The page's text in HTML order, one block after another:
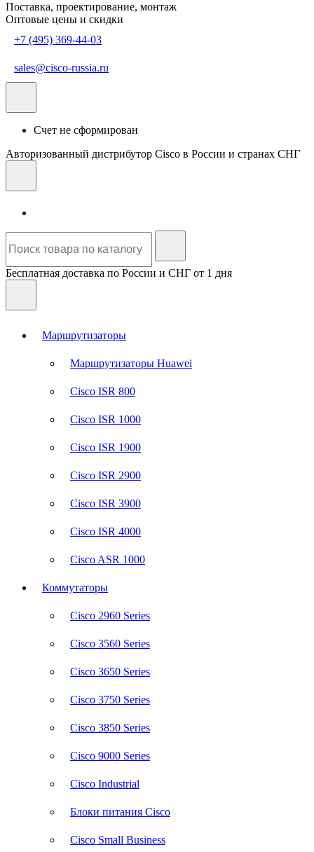
Поставка, проектирование, монтаж
Оптовые цены и скидки
+7 (495) 369-44-03
sales@cisco-russia.ru
Счет не сформирован
Авторизованный дистрибутор Cisco в России и странах СНГ
Бесплатная доставка по России и СНГ от 1 дня
Маршрутизаторы
Маршрутизаторы Huawei
Cisco ISR 800
Cisco ISR 1000
Cisco ISR 1900
Cisco ISR 2900
Cisco ISR 3900
Cisco ISR 4000
Cisco ASR 1000
Коммутаторы
Cisco 2960 Series
Cisco 3560 Series
Cisco 3650 Series
Cisco 3750 Series
Cisco 3850 Series
Cisco 9000 Series
Cisco Industrial
Блоки питания Cisco
Cisco Small Business